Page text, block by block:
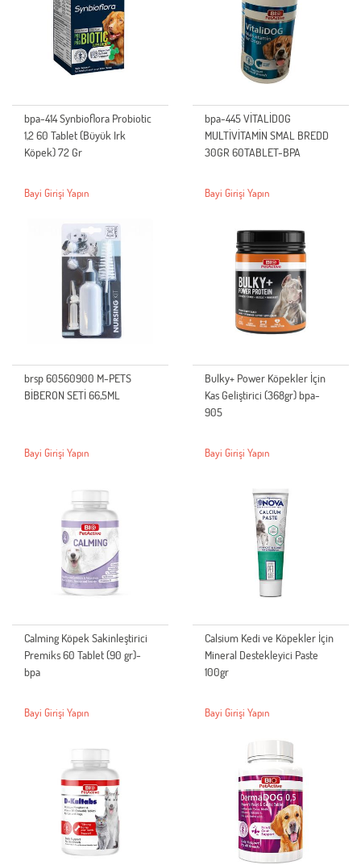
bpa-414 Synbioflora Probiotic
1,2 60 Tablet (Büyük Irk
Köpek) 72 Gr
Bayi Girişi Yapın
bpa-445 VİTALİDOG
MULTİVİTAMİN SMAL BREDD
30GR 60TABLET-BPA
Bayi Girişi Yapın
brsp 60560900 M-PETS
BİBERON SETİ 66,5ML
Bayi Girişi Yapın
Bulky+ Power Köpekler İçin
Kas Geliştirici (368gr) bpa-
905
Bayi Girişi Yapın
Calming Köpek Sakinleştirici
Premiks 60 Tablet (90 gr)-
bpa
Bayi Girişi Yapın
Calsium Kedi ve Köpekler İçin
Mineral Destekleyici Paste
100gr
Bayi Girişi Yapın